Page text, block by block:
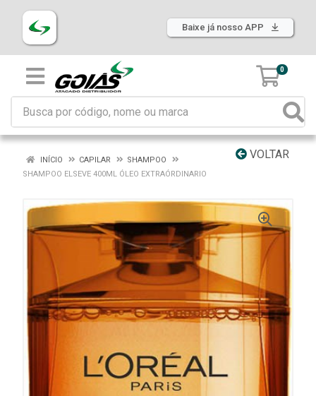
Baixe já nosso APP
0
VOLTAR
INÍCIO CAPILAR
SHAMPOO
SHAMPOO ELSEVE 400ML ÓLEO EXTRAÓRDINARIO